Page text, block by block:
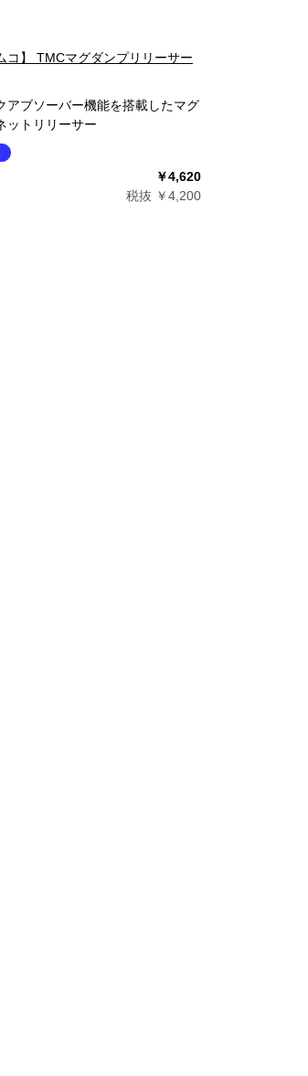
コ】 TMCマグダンプリリーサー
アブソーバー機能を搭載したマグ
ットリリーサー
￥4,620
税抜 ￥4,200